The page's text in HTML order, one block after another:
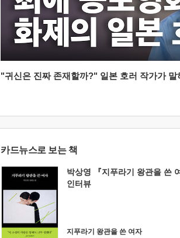
"귀신은 진짜 존재할까?" 일본 호러 작가가
카드뉴스로 보는 책
박상영 『지푸라기 왕관을 쓴
인터뷰
지푸라기 왕관을 쓴 여자